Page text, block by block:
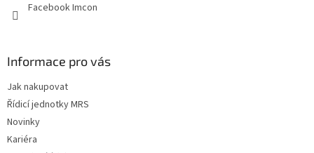
Facebook Imcon
Informace pro vás
Jak nakupovat
Řídicí jednotky MRS
Novinky
Kariéra